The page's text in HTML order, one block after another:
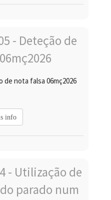
de nota falsa 06mç2026
info